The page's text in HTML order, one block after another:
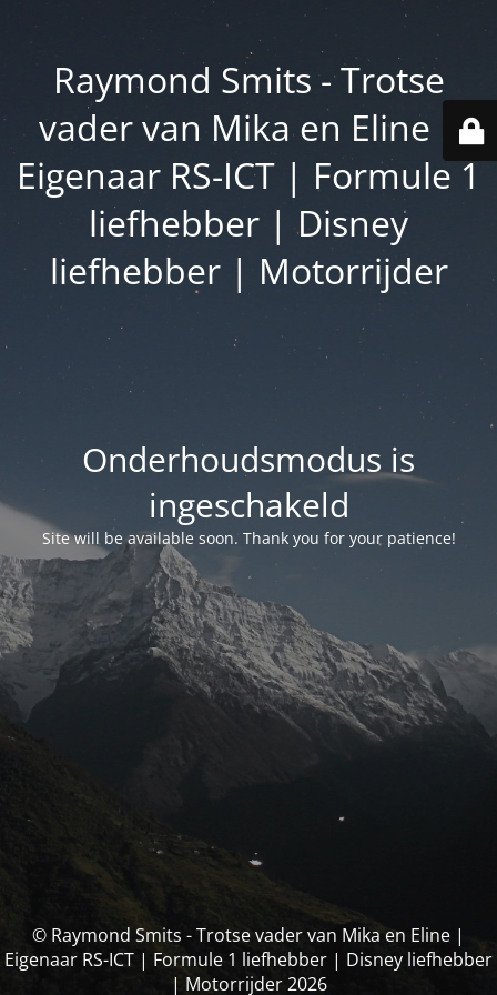
Raymond Smits - Trotse
vader van Mika en Eline |
Eigenaar RS-ICT | Formule 1
liefhebber | Disney
liefhebber | Motorrijder
Onderhoudsmodus is
ingeschakeld
Site will be available soon. Thank you for your patience!
© Raymond Smits - Trotse vader van Mika en Eline |
Eigenaar RS-ICT | Formule 1 liefhebber | Disney liefhebber
| Motorrijder 2026